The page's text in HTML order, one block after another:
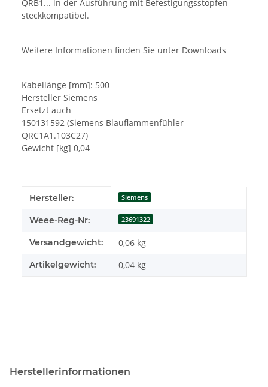
QRB1... in der Ausführung mit Befestigungsstopfen
steckkompatibel.
Weitere Informationen finden Sie unter Downloads
Kabellänge [mm]: 500
Hersteller Siemens
Ersetzt auch
150131592 (Siemens Blauflammenfühler
QRC1A1.103C27)
Gewicht [kg] 0,04
Produkteigenschaft
Wert
Hersteller: Siemens
Weee-Reg-Nr: 23691322
Versandgewicht: 0,06 kg
Artikelgewicht: 0,04 kg
Herstellerinformationen